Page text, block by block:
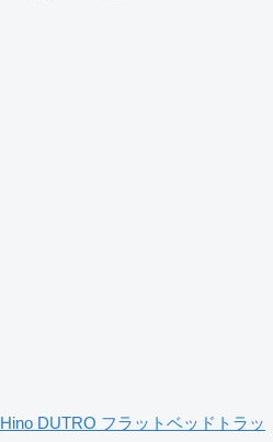
Hino DUTRO フラットベッドトラッ